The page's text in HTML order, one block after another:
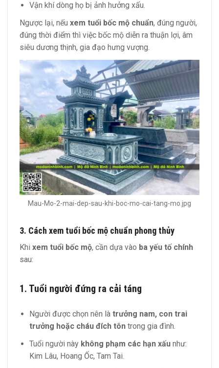
Vận khí dòng họ bị ảnh hưởng xấu.
Ngược lại, nếu xem tuổi bốc mộ chuẩn, đúng người,
đúng thời điểm thì việc bốc mộ diễn ra thuận lợi, âm
siêu dương thịnh, gia đạo hưng vượng.
Mau-Mo-2-mai-dep-sau-khi-boc-mo-cai-tang-mo.jpg
3. Cách xem tuổi bốc mộ chuẩn phong thủy
Khi xem tuổi bốc mộ, cần dựa vào ba yếu tố chính
sau:
1. Tuổi người đứng ra cải táng
Người được chọn nên là trưởng nam, con trai
trưởng hoặc cháu đích tôn trong gia đình.
Tuổi người này không phạm các hạn xấu như:
Kim Lâu, Hoang Ốc, Tam Tai.